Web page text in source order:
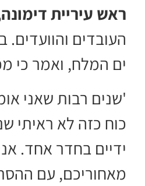
ראש עיריית
העובדים והוועדים.
ים המלח, ואמר כי
'שנים רבות שאני
כוח כזה לא ראיתי
ידיים בחדר אחד.
מאחוריכם, עם